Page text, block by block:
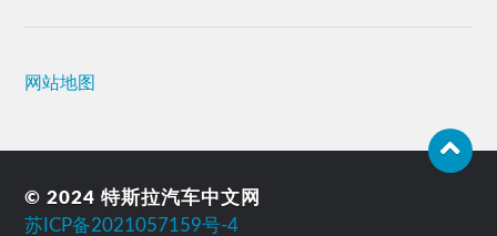
网站地图
© 2024特斯拉汽车中文网
苏ICP备2021057159号-4